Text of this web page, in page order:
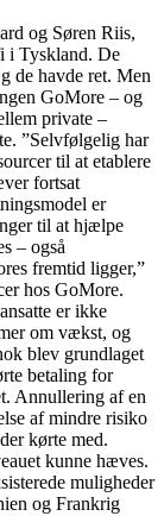
og Søren Riis,
i Tyskland. De
de havde ret. Men
GoMore – og
private –
”Selvfølgelig har
til at etablere
fortsat
er
til at hjælpe
– også
fremtid ligger,”
hos GoMore.
er ikke
om vækst, og
blev grundlaget
betaling for
Annullering af en
af mindre risiko
kørte med.
kunne hæves.
muligheder
og Frankrig